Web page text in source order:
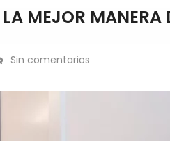
MEJOR MANERA
Sin comentarios